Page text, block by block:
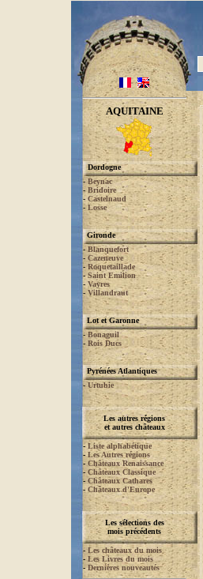
AQUITAINE
Dordogne
-Beynac
- Bridoire
- Castelnaud
-Losse
Gironde
-Blanquefort
- Cazeneuve
-Roquetaillade
-Saint Emilion
- Vayres
- Villandraut
Lot et Garonne
-Bonaguil
- Rois Ducs
Pyrénées Atlantiques
- Urtubie
Les autres régions
et autres châteaux
-Liste alphabétique
- Les Autres régions
- Châteaux Renaissance
- Châteaux Classique
- Châteaux Cathares
- Châteaux d'Europe
Les sélections des
mois précédents
- Les châteaux du mois
- Les Livres du mois
-Dernières nouveautés